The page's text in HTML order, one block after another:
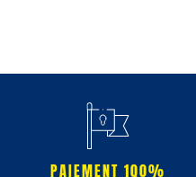
PAIEMENT 100%